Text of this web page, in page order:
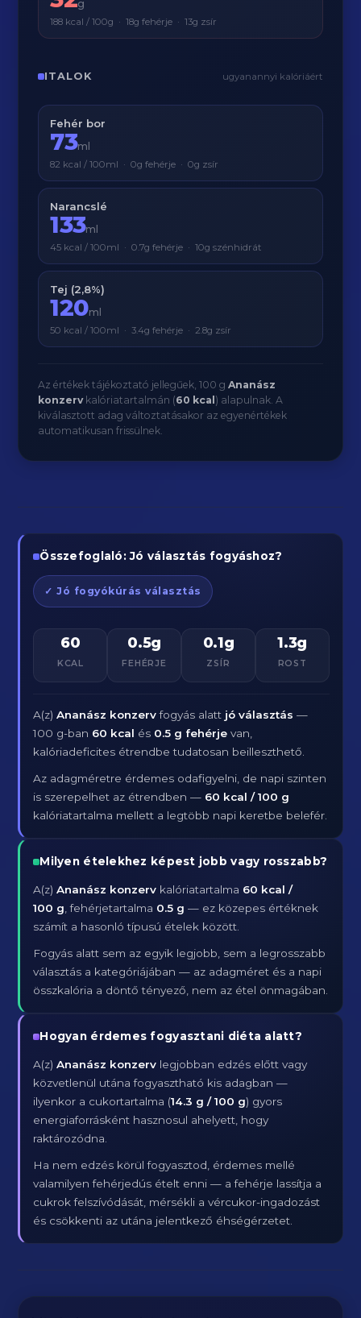
g
188 kcal / 100g · 18g fehérje · 13g zsír
ITALOK ugyanannyi kalóriáért
Fehér bor
73ml
82 kcal / 100ml · 0g fehérje · 0g zsír
Narancslé
133ml
45 kcal / 100ml · 0.7g fehérje · 10g szénhidrát
Tej (2,8%)
120ml
50 kcal / 100ml · 3.4g fehérje · 2.8g zsír
Az értékek tájékoztató jellegűek, 100 gAnanász
konzervkalóriatartalmán (60 kcal ) alapulnak. A
kiválasztott adag változtatásakor az egyenértékek
automatikusan frissülnek.
Összefoglaló: Jó választás fogyáshoz?
✓ Jó fogyókúrás választás
60
KCAL
0.5g
FEHÉRJE
0.1g
ZSÍR
1.3g
ROST
A(z)Ananász konzervfogyás alatt jó választás —
100 g-ban 60 kcal és 0.5 g fehérje van,
kalóriadeficites étrendbe tudatosan beilleszthető.
Az adagméretre érdemes odafigyelni, de napi szinten
is szerepelhet az étrendben — 60 kcal / 100 g
kalóriatartalma mellett a legtöbb napi keretbe belefér.
Milyen ételekhez képest jobb vagy rosszabb?
A(z)Ananász konzerv kalóriatartalma 60 kcal /
100 g , fehérjetartalma 0.5 g — ez közepes értéknek
számít a hasonló típusú ételek között.
Fogyás alatt sem az egyik legjobb, sem a legrosszabb
választás a kategóriájában — az adagméret és a napi
összkalória a döntő tényező, nem az étel önmagában.
Hogyan érdemes fogyasztani diéta alatt?
A(z)Ananász konzerv legjobban edzés előtt vagy
közvetlenül utána fogyasztható kis adagban —
ilyenkor a cukortartalma (14.3 g / 100 g) gyors
energiaforrásként hasznosul ahelyett, hogy
raktározódna.
Ha nem edzés körül fogyasztod, érdemes mellé
valamilyen fehérjedús ételt enni — a fehérje lassítja a
cukrok felszívódását, mérsékli a vércukor-ingadozást
és csökkenti az utána jelentkező éhségérzetet.